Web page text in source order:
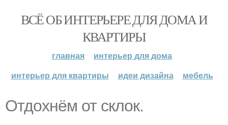
ВСЁ ОБ ИНТЕРЬЕРЕ ДЛЯ ДОМА И
КВАРТИРЫ
главная
интерьер для дома
интерьер для квартиры
идеи дизайна мебель
Отдохнём от склок.